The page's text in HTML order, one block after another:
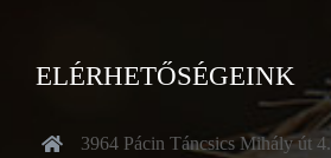
ELÉRHETŐSÉGEINK
3964 Pácin Táncsics Mihály út 4.